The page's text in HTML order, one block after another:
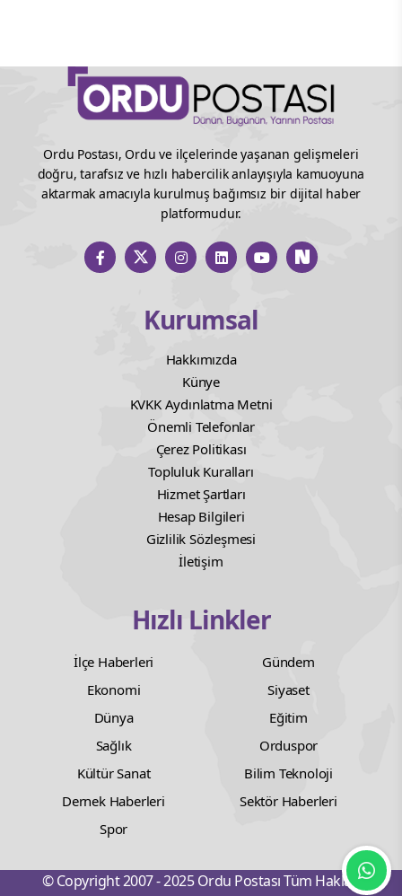
Ordu Postası, Ordu ve ilçelerinde yaşanan gelişmeleri
doğru, tarafsız ve hızlı habercilik anlayışıyla kamuoyuna
aktarmak amacıyla kurulmuş bağımsız bir dijital haber
platformudur.
Kurumsal
Hakkımızda
Künye
KVKK Aydınlatma Metni
Önemli Telefonlar
Çerez Politikası
Topluluk Kuralları
Hizmet Şartları
Hesap Bilgileri
Gizlilik Sözleşmesi
İletişim
Hızlı Linkler
İlçe Haberleri
Gündem
Ekonomi
Siyaset
Dünya
Eğitim
Sağlık
Orduspor
Kültür Sanat
Bilim Teknoloji
Dernek Haberleri
Sektör Haberleri
Spor
© Copyright 2007 - 2025 Ordu Postası Tüm Hakları